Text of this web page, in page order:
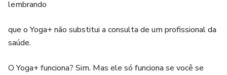
lembrando
que o Yoga+ não substitui a consulta de um profissional da
saúde.
O Yoga+ funciona? Sim. Mas ele só funciona se você se